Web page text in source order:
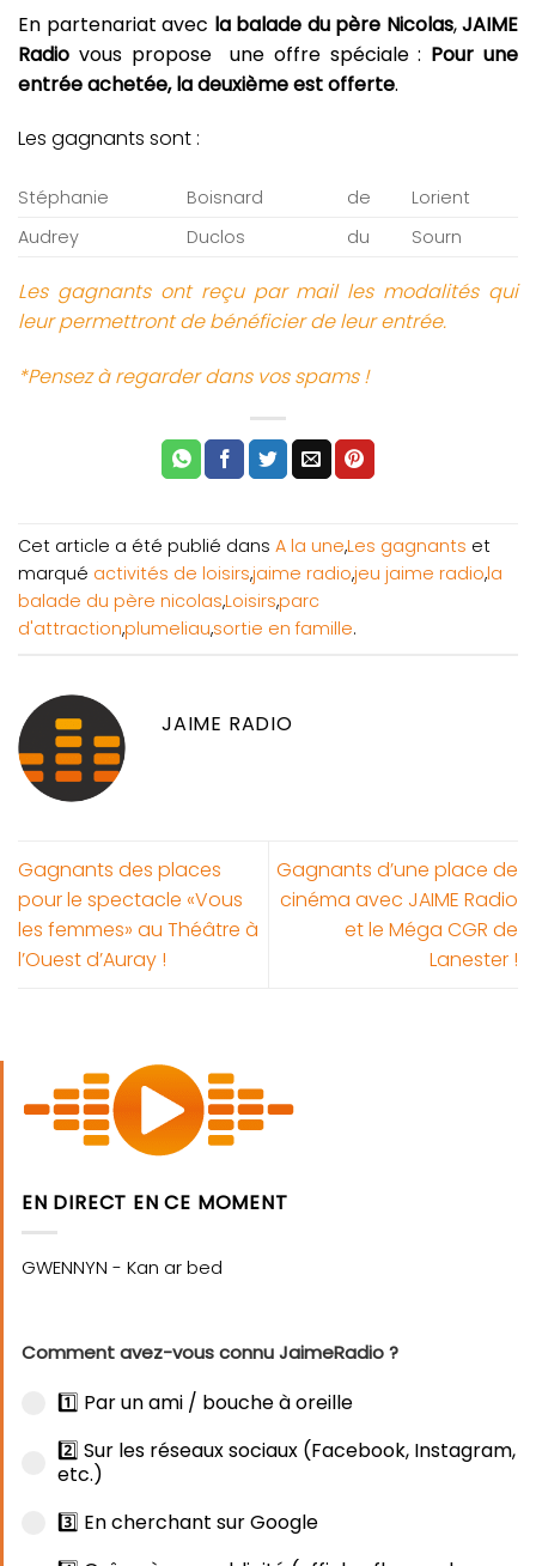
En partenariat avec la balade du père Nicolas,JAIME
Radio vous propose une offre spéciale : Pour une
entrée achetée, la deuxième est offerte.
Les gagnants sont :
Stéphanie Boisnard de
Lorient
Audrey
Duclos du Sourn
Les gagnants ont reçu par mail les modalités qui
leur permettront de bénéficier de leur entrée.
*Pensez à regarder dans vos spams !
Cet article a été publié dans A la une,Les gagnants et
marqué activités de loisirs,jaime radio,jeu jaime radio,la
balade du père nicolas,Loisirs,parc
d'attraction,plumeliau,sortie en famille.
JAIME RADIO
Gagnants des places
pour le spectacle «Vous
les femmes» au Théâtre à
l’Ouest d’Auray !
Gagnants d’une place de
cinéma avec JAIME Radio
et le Méga CGR de
Lanester !
EN DIRECT EN CE MOMENT
Comment avez-vous connu JaimeRadio ?
1️⃣ Par un ami / bouche à oreille
2️⃣ Sur les réseaux sociaux (Facebook, Instagram,
etc.)
3️⃣ En cherchant sur Google